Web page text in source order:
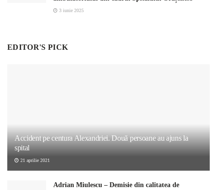
3 iunie 2025
EDITOR'S PICK
Accident pe centura Alexandriei. Două persoane au ajuns la
spital
21 aprilie 2021
Adrian Miulescu – Demisie din calitatea de